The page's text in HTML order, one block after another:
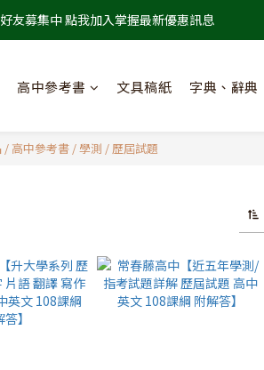
友募集中 點我加入掌握最新優惠訊息
高中參考書 文具稿紙 字典、辭典
/ 高中參考書 /學測 /歷屆試題